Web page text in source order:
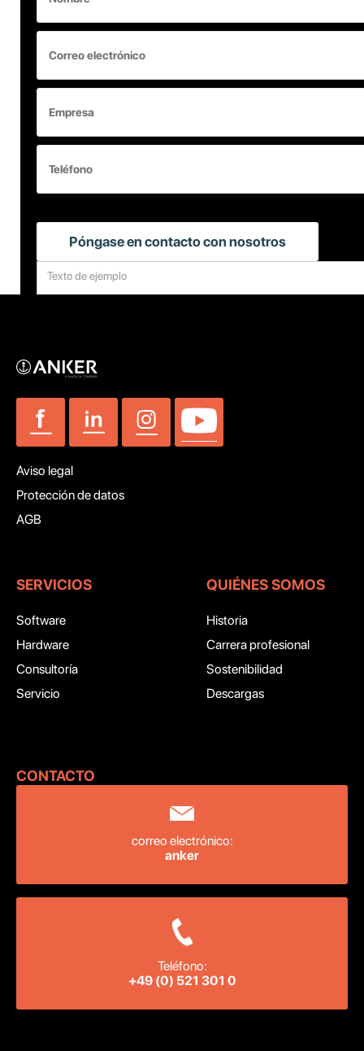
Aviso legal
Protección de datos
AGB
SERVICIOS
Software
Hardware
Consultoría
Servicio
QUIÉNES SOMOS
Historia
Carrera profesional
Sostenibilidad
Descargas
CONTACTO ‍
correo electrónico:
anker
Teléfono:
+49 (0) 521 301 0